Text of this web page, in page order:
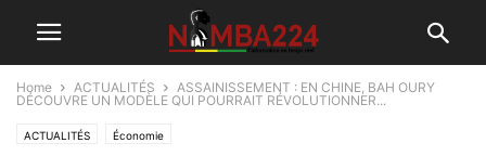
Home ACTUALITÉS
ASSAINISSEMENT : EN CHINE, BAH OURY
DÉCOUVRE UN MODÈLE QUI POURRAIT RÉVOLUTIONNER...
ACTUALITÉS Économie